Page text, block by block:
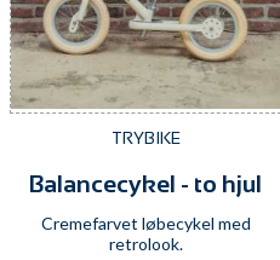
TRYBIKE
Balancecykel - to hjul
Cremefarvet løbecykel med
retrolook.